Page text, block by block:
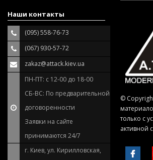
Наши контакты
(095) 558-76-73
(067) 930-57-72
zakaz@attack.kiev.ua
ПН-ПТ: с 12-00 до 18-00
СБ-ВС: По предварительной
договоренности
Заявки на сайте
принимаются 24/7
г. Киев, ул. Кирилловская,
©
только с
активной